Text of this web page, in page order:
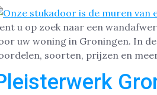
u op zoek naar een
uw woning in Groningen. In
soorten, prijzen en